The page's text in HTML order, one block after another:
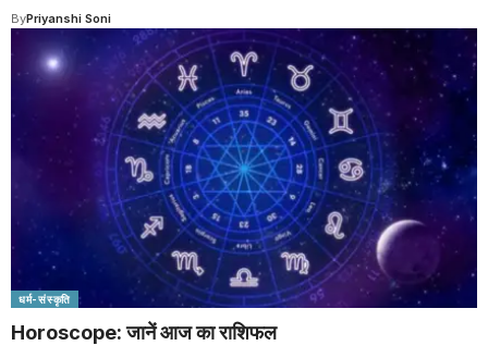
ByPriyanshi Soni
धर्म-संस्कृति
Horoscope: जानें आज का राशिफल